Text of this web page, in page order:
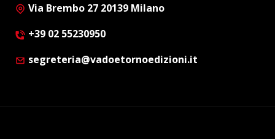
Via Brembo 27 20139 Milano
+39 02 55230950
segreteria@vadoetornoedizioni.it